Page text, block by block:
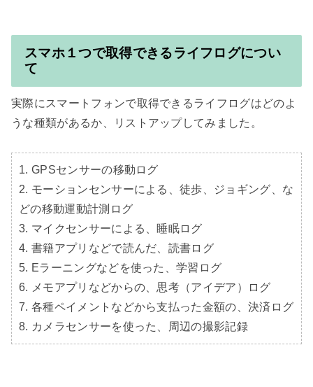
スマホ１つで取得できるライフログについ
て
実際にスマートフォンで取得できるライフログはどのよ
うな種類があるか、リストアップしてみました。
1. GPSセンサーの移動ログ
2. モーションセンサーによる、徒歩、ジョギング、な
どの移動運動計測ログ
3. マイクセンサーによる、睡眠ログ
4. 書籍アプリなどで読んだ、読書ログ
5. Eラーニングなどを使った、学習ログ
6. メモアプリなどからの、思考（アイデア）ログ
7. 各種ペイメントなどから支払った金額の、決済ログ
8. カメラセンサーを使った、周辺の撮影記録